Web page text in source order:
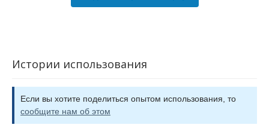
Истории использования
Если вы хотите поделиться опытом использования, то
сообщите нам об этом